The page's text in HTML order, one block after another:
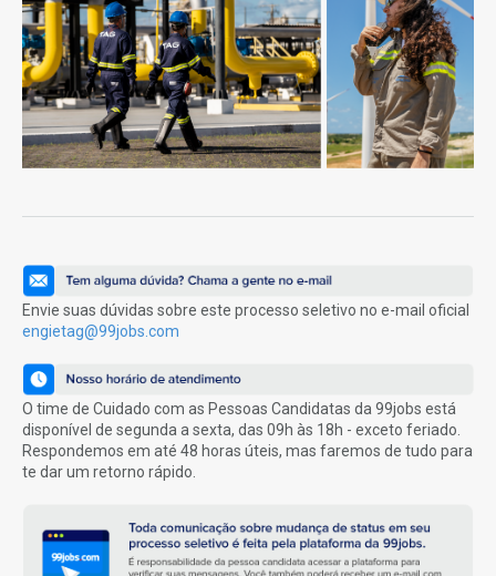
Envie suas dúvidas sobre este processo seletivo no e-mail oficial
engietag@99jobs.com
O time de Cuidado com as Pessoas Candidatas da 99jobs está
disponível de segunda a sexta, das 09h às 18h - exceto feriado.
Respondemos em até 48 horas úteis, mas faremos de tudo para
te dar um retorno rápido.